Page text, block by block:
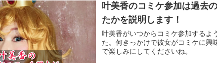
叶美香のコミケ参加は過去
たかを説明します！
叶美香がいつからコミケ参加するよ
た。何きっかけで彼女がコミケに興
で楽しみにしてくださいね。